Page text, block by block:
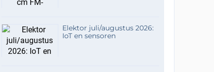
Elektor juli/augustus 2026:
IoT en sensoren